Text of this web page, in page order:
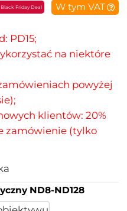
Black Friday Deal W tym VAT
PD15;
na niektóre
powyżej
klientów: 20%
zamówienie (tylko
ND8-ND128